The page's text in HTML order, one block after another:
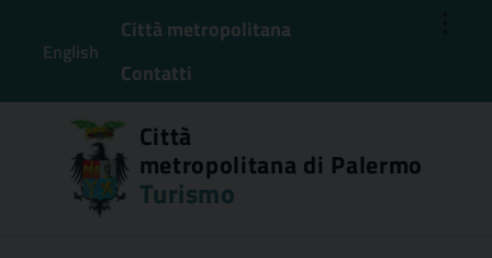
English
Città metropolitana
Contatti
Città
metropolitana di Palermo
Turismo